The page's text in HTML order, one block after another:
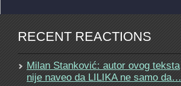
RECENT REACTIONS
Milan Stanković: autor ovog teksta
nije naveo da LILIKA ne samo da…